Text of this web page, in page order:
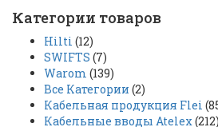
Категории товаров
Hilti (12)
SWIFTS (7)
Warom (139)
Все Категории (2)
Кабельная продукция Flei
Кабельные вводы Atelex(212)